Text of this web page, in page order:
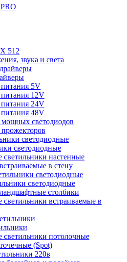
512
звука и света
5V
12V
24V
48V
светодиодов
светодиодные
светильники настенные
в стену
светодиодные
столбики
встраиваемые в
светильники потолочные
(Spot)
220в